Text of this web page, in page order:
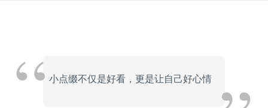
小点缀不仅是好看，更是让自己好心情